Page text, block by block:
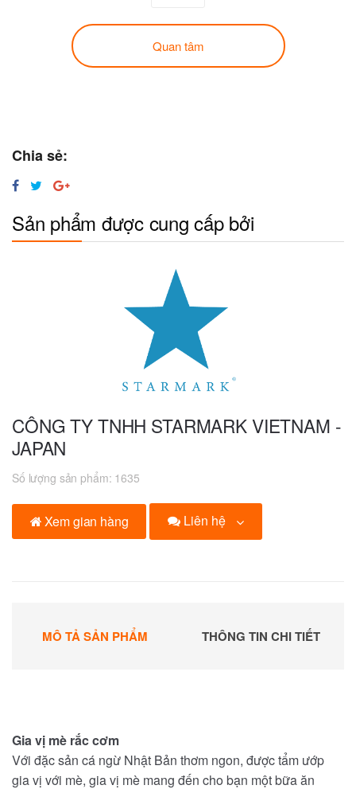
Quan tâm
Chia sẻ:
Sản phẩm được cung cấp bởi
CÔNG TY TNHH STARMARK VIETNAM -
JAPAN
Số lượng sản phẩm: 1635
Xem gian hàng Liên hệ
MÔ TẢ SẢN PHẨM THÔNG TIN CHI TIẾT
Gia vị mè rắc cơm
Với đặc sản cá ngừ Nhật Bản thơm ngon, được tẩm ướp
gia vị với mè, gia vị mè mang đến cho bạn một bữa ăn